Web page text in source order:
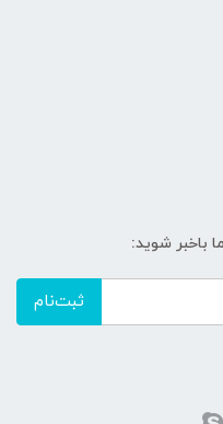
باخبر شوید:
ثبت‌نام